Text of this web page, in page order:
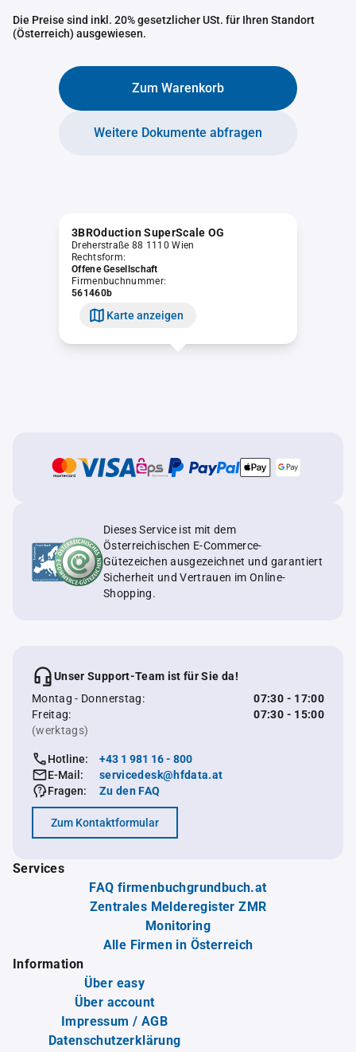
Die Preise sind inkl. 20% gesetzlicher USt. für Ihren Standort
(Österreich) ausgewiesen.
Zum Warenkorb
Weitere Dokumente abfragen
3BROduction SuperScale OG
Dreherstraße 88 1110 Wien
Rechtsform:
Offene Gesellschaft
Firmenbuchnummer:
561460b
Karte anzeigen
Dieses Service ist mit dem
Österreichischen E-Commerce-
Gütezeichen ausgezeichnet und garantiert
Sicherheit und Vertrauen im Online-
Shopping.
Unser Support-Team ist für Sie da!
Montag - Donnerstag:
07:30 - 17:00
Freitag:
07:30 - 15:00
(werktags)
Hotline:
+43 1 981 16 - 800
E-Mail:
servicedesk@hfdata.at
Fragen:
Zu den FAQ
Zum Kontaktformular
Services
FAQ firmenbuchgrundbuch.at
Zentrales Melderegister ZMR
Monitoring
Alle Firmen in Österreich
Information
Über easy
Über account
Impressum / AGB
Datenschutzerklärung